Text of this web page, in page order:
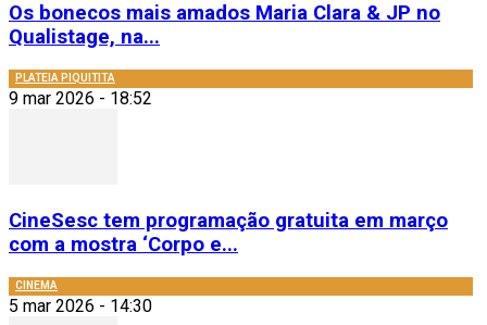
Os bonecos mais amados Maria Clara & JP no
Qualistage, na...
PLATEIA PIQUITITA
9 mar 2026 - 18:52
CineSesc tem programação gratuita em março
com a mostra ‘Corpo e...
CINEMA
5 mar 2026 - 14:30